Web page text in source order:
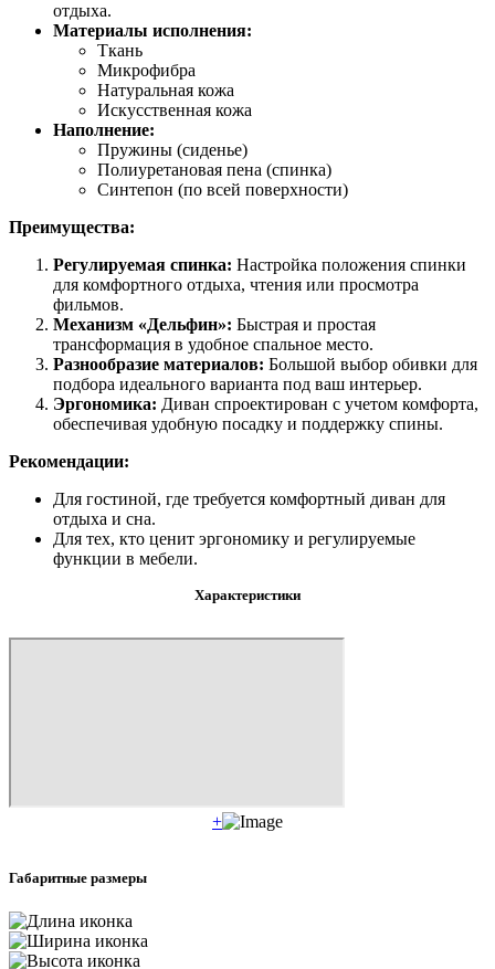
отдыха.
Материалы исполнения:
Ткань
Микрофибра
Натуральная кожа
Искусственная кожа
Наполнение:
Пружины (сиденье)
Полиуретановая пена (спинка)
Синтепон (по всей поверхности)
Преимущества:
Регулируемая спинка: Настройка положения спинки
для комфортного отдыха, чтения или просмотра
фильмов.
Механизм «Дельфин»: Быстрая и простая
трансформация в удобное спальное место.
Разнообразие материалов: Большой выбор обивки для
подбора идеального варианта под ваш интерьер.
Эргономика: Диван спроектирован с учетом комфорта,
обеспечивая удобную посадку и поддержку спины.
Рекомендации:
Для гостиной, где требуется комфортный диван для
отдыха и сна.
Для тех, кто ценит эргономику и регулируемые
функции в мебели.
Характеристики
+
Габаритные размеры